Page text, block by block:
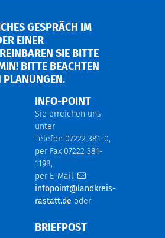
GESPRÄCH IM
EINER
SIE BITTE V
BITTE BEACHTEN S
INFO-POINT
Sie erreichen uns
unter
Telefon 07222 381-0,
per Fax 07222 381-
1198,
per E-Mail
infopoint@landkreis-
rastatt.de oder
BRIEFPOST